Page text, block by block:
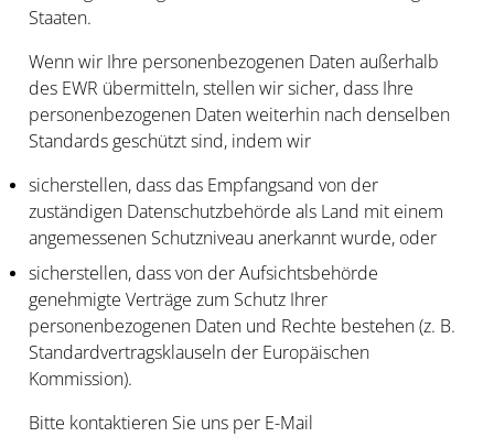
Staaten.
Wenn wir Ihre personenbezogenen Daten außerhalb
des EWR übermitteln, stellen wir sicher, dass Ihre
personenbezogenen Daten weiterhin nach denselben
Standards geschützt sind, indem wir
sicherstellen, dass das Empfangsand von der
zuständigen Datenschutzbehörde als Land mit einem
angemessenen Schutzniveau anerkannt wurde, oder
sicherstellen, dass von der Aufsichtsbehörde
genehmigte Verträge zum Schutz Ihrer
personenbezogenen Daten und Rechte bestehen (z. B.
Standardvertragsklauseln der Europäischen
Kommission).
Bitte kontaktieren Sie uns per E-Mail